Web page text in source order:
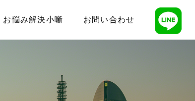
お悩み解決小噺 お問い合わせ